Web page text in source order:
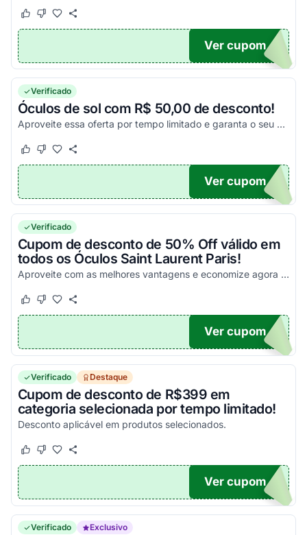
Este cupom funcionou
Este cupom não funcionou
O10
Ver cupom
Verificado
Óculos de sol com R$ 50,00 de desconto!
Aproveite essa oferta por tempo limitado e garanta o seu óculos ideal para curtir o verão com estilo e proteção!
Este cupom funcionou
Este cupom não funcionou
50
Ver cupom
Verificado
Cupom de desconto de 50% Off válido em
todos os Óculos Saint Laurent Paris!
Aproveite com as melhores vantagens e economize agora mesmo!
Este cupom funcionou
Este cupom não funcionou
50
Ver cupom
Verificado Destaque
Cupom de desconto de R$399 em
categoria selecionada por tempo limitado!
Desconto aplicável em produtos selecionados.
Este cupom funcionou
Este cupom não funcionou
99
Ver cupom
Verificado Exclusivo